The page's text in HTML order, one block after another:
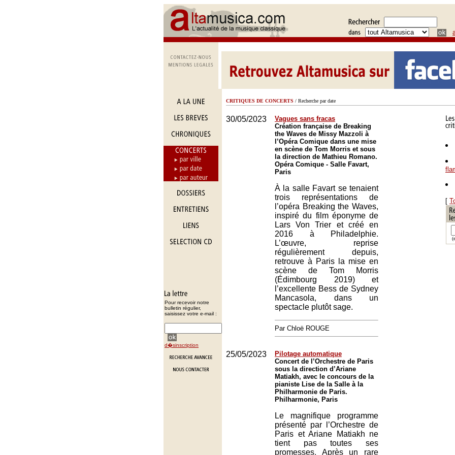
Pour recevoir notre
bulletin régulier,
saisissez votre e-mail :
d�sinscription
CRITIQUES DE CONCERTS / Recherche par date
30/05/2023
Vagues sans fracas
Création française de Breaking
the Waves de Missy Mazzoli à
l’Opéra Comique dans une mise
en scène de Tom Morris et sous
la direction de Mathieu Romano.
Opéra Comique - Salle Favart,
Paris
À la salle Favart se tenaient
trois représentations de
l’opéra Breaking the Waves,
inspiré du film éponyme de
Lars Von Trier et créé en
2016 à Philadelphie.
L’œuvre, reprise
régulièrement depuis,
retrouve à Paris la mise en
scène de Tom Morris
(Édimbourg 2019) et
l’excellente Bess de Sydney
Mancasola, dans un
spectacle plutôt sage.
Par Chloë ROUGE
25/05/2023
Pilotage automatique
Concert de l’Orchestre de Paris
sous la direction d’Ariane
Matiakh, avec le concours de la
pianiste Lise de la Salle à la
Philharmonie de Paris.
Philharmonie, Paris
Le magnifique programme
présenté par l’Orchestre de
Paris et Ariane Matiakh ne
tient pas toutes ses
promesses. Après un rare
[